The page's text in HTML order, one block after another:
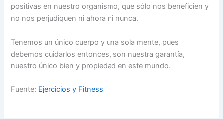
positivas en nuestro organismo, que sólo nos beneficien y
no nos perjudiquen ni ahora ni nunca.
Tenemos un único cuerpo y una sola mente, pues
debemos cuidarlos entonces, son nuestra garantía,
nuestro único bien y propiedad en este mundo.
Fuente: Ejercicios y Fitness